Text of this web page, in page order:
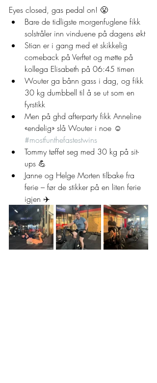
Eyes closed, gas pedal on! 😤
Bare de tidligste morgenfuglene fikk
solstråler inn vinduene på dagens økt
Stian er i gang med et skikkelig
comeback på Verftet og møtte på
kollega Elisabeth på 06:45 timen
Wouter ga bånn gass i dag, og fikk
30 kg dumbbell til å se ut som en
fyrstikk
Men på ghd afterparty fikk Anneline
«endelig» slå Wouter i noe ☺️
#mostfunthefastestwins
Tommy tøffet seg med 30 kg på sit-
ups 💪
Janne og Helge Morten tilbake fra
ferie – før de stikker på en liten ferie
igjen ✈️